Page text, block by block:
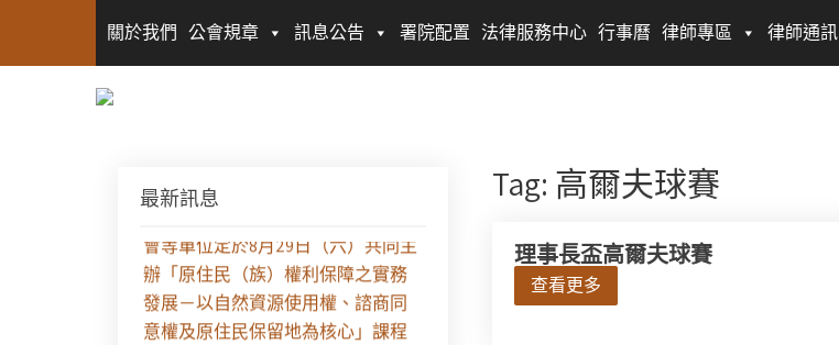
關於我們 公會規章 訊息公告 署院配置 法律服務中心 行事曆 律師專區 律師通訊
Tag: 高爾夫球賽
理事長盃高爾夫球賽
查看更多
最新訊息
【課程報名】全律會與台北律師公
會等單位定於8月29日（六）共同主
辦「原住民（族）權利保障之實務
發展－以自然資源使用權、諮商同
意權及原住民保留地為核心」課程